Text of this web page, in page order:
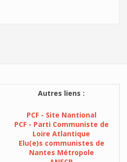
Autres liens :
PCF - Site Nantional
PCF - Parti Communiste de
Loire Atlantique
Elu(e)s communistes de
Nantes Métropole